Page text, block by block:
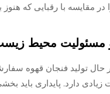
در مقایسه با رقبایی که
مسئولیت محیط
تولید فنجان قهوه
دارد. پایداری باید